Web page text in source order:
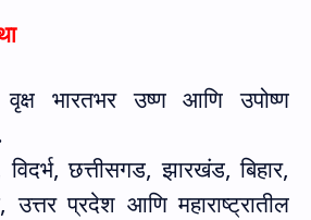
भारतभर उष्ण आणि उपोष्ण
विदर्भ,छत्तीसगड,झारखंड,बिहार,
,उत्तर प्रदेश आणि महाराष्ट्रातील